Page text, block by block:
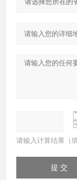
请输入计算结果（